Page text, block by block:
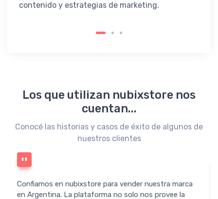
contenido y estrategias de marketing.
Los que utilizan nubixstore nos
cuentan...
Conocé las historias y casos de éxito de algunos de
nuestros clientes
Confiamos en nubixstore para vender nuestra marca
en Argentina. La plataforma no solo nos provee la